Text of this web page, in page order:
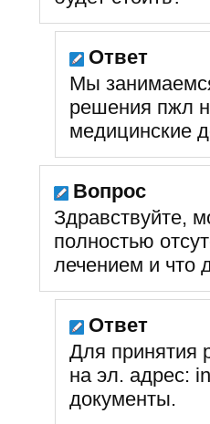
Ответ
Мы
решения пжл
медицинские
Вопрос
Здравствуйте,
полностью
лечением и что
Ответ
Для принятия
на эл. адрес:
документы.